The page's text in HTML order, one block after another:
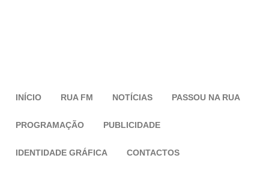
INÍCIO RUA FM NOTÍCIAS PASSOU NA RUA
PROGRAMAÇÃO PUBLICIDADE
IDENTIDADE GRÁFICA CONTACTOS